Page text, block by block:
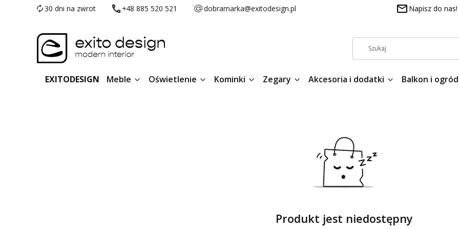
30 dni na zwrot +48 885 520 521 dobramarka@exitodesign.pl Napisz do nas!
EXITODESIGN Meble Oświetlenie Kominki Zegary Akcesoria i dodatki Balkon i ogród
Produkt jest niedostępny